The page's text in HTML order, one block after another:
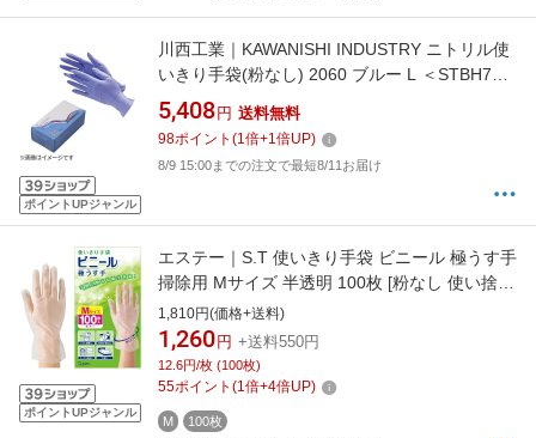
ポイントUPジャンル
川西工業｜KAWANISHI INDUSTRY ニトリル使
いきり手袋(粉なし) 2060 ブルー L ＜STBH703
＞[STBH703]
5,408 円 送料無料
98ポイント (1倍+1倍UP)
8/9 15:00までの注文で最短8/11お届け
ポイントUPジャンル
エステー｜S.T 使いきり手袋 ビニール 極うす手
掃除用 Mサイズ 半透明 100枚 [粉なし 使い捨て
手袋 左右両用タイプ トイレ掃除 カビ取り 漂白
剤の使用時 キッチン掃除 介護 使い捨て] 半透明
1,810円(価格+送料)
1,260 円 +送料550円
12.6円/枚 (100枚)
55ポイント (1倍+4倍UP)
M
100枚